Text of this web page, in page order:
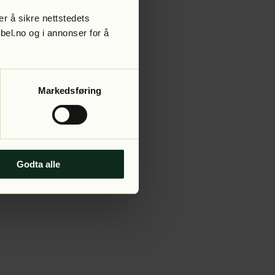
å sikre nettstedets
og i annonser for å
Markedsføring
Godta alle